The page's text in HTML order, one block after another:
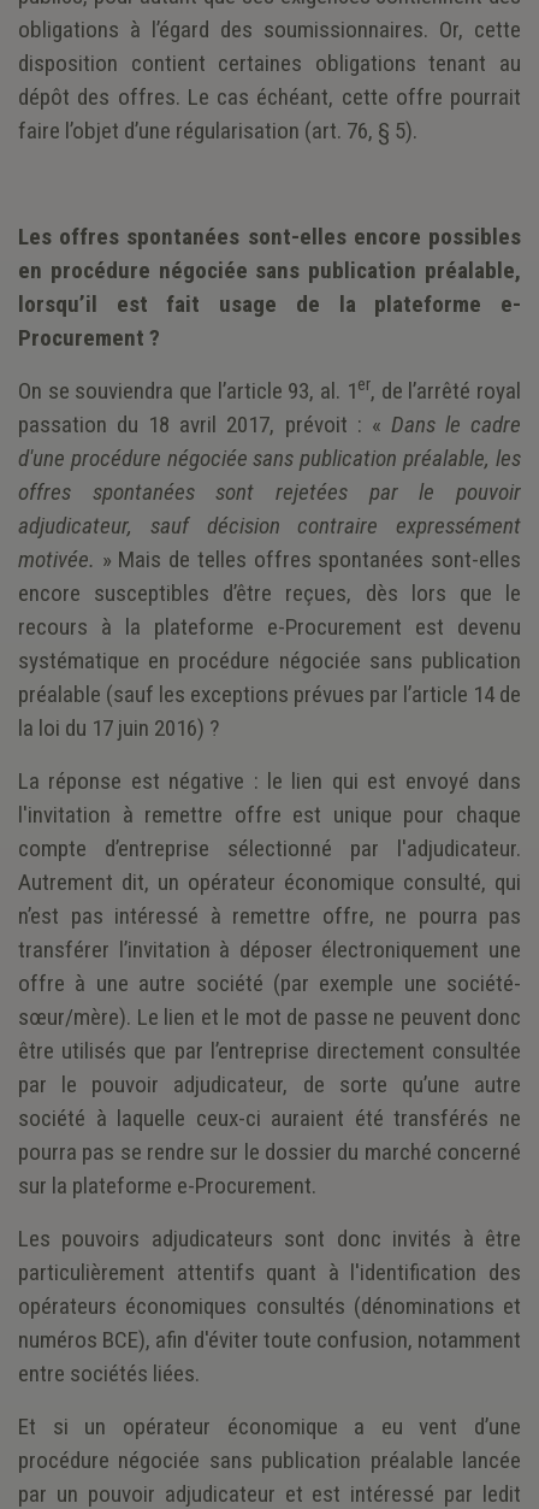
obligations à l’égard des soumissionnaires. Or, cette
disposition contient certaines obligations tenant au
dépôt des offres. Le cas échéant, cette offre pourrait
faire l’objet d’une régularisation (art. 76, § 5).
Les offres spontanées sont-elles encore possibles
en procédure négociée sans publication préalable,
lorsqu’il est fait usage de la plateforme e-
Procurement ?
On se souviendra que l’article 93, al. 1er, de l’arrêté royal
passation du 18 avril 2017, prévoit : « Dans le cadre
d'une procédure négociée sans publication préalable, les
offres spontanées sont rejetées par le pouvoir
adjudicateur, sauf décision contraire expressément
motivée. » Mais de telles offres spontanées sont-elles
encore susceptibles d’être reçues, dès lors que le
recours à la plateforme e-Procurement est devenu
systématique en procédure négociée sans publication
préalable (sauf les exceptions prévues par l’article 14 de
la loi du 17 juin 2016) ?
La réponse est négative : le lien qui est envoyé dans
l'invitation à remettre offre est unique pour chaque
compte d’entreprise sélectionné par l'adjudicateur.
Autrement dit, un opérateur économique consulté, qui
n’est pas intéressé à remettre offre, ne pourra pas
transférer l’invitation à déposer électroniquement une
offre à une autre société (par exemple une société-
sœur/mère). Le lien et le mot de passe ne peuvent donc
être utilisés que par l’entreprise directement consultée
par le pouvoir adjudicateur, de sorte qu’une autre
société à laquelle ceux-ci auraient été transférés ne
pourra pas se rendre sur le dossier du marché concerné
sur la plateforme e-Procurement.
Les pouvoirs adjudicateurs sont donc invités à être
particulièrement attentifs quant à l'identification des
opérateurs économiques consultés (dénominations et
numéros BCE), afin d'éviter toute confusion, notamment
entre sociétés liées.
Et si un opérateur économique a eu vent d’une
procédure négociée sans publication préalable lancée
par un pouvoir adjudicateur et est intéressé par ledit